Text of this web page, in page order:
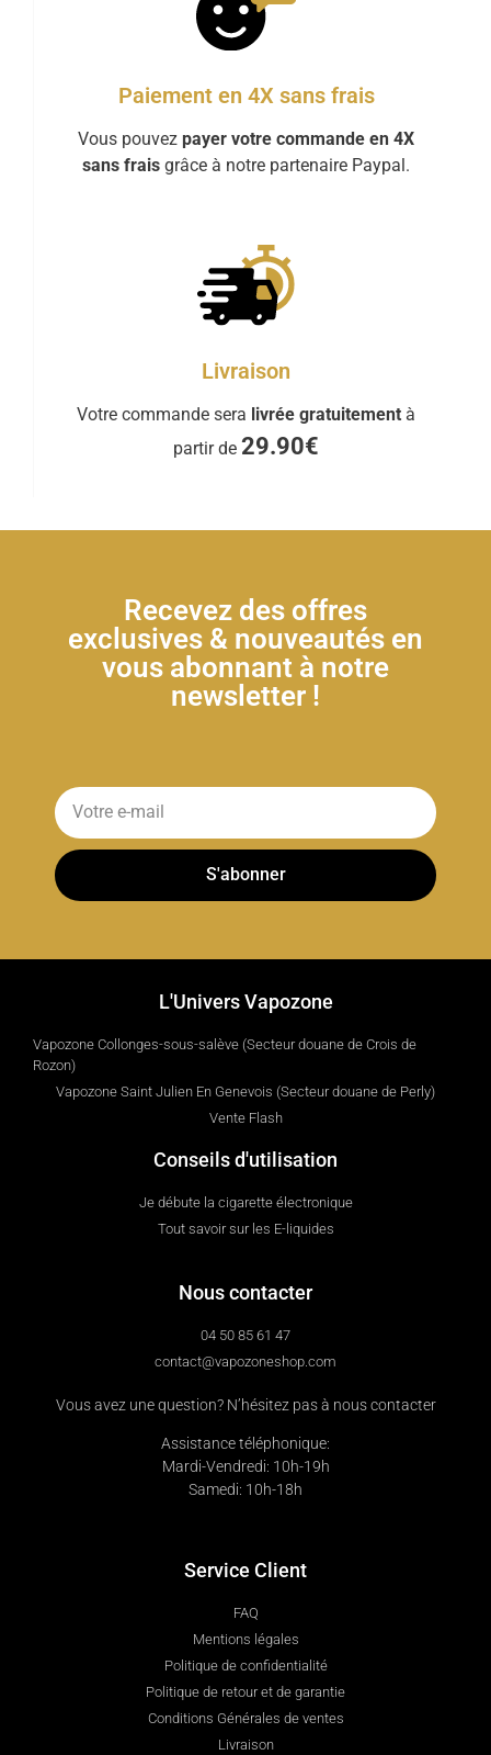
Paiement en 4X sans frais
Vous pouvez payer votre commande en 4X
sans frais grâce à notre partenaire Paypal.
Livraison
Votre commande sera livrée gratuitement à
partir de 29.90€
Recevez des offres
exclusives & nouveautés en
vous abonnant à notre
newsletter !
S'abonner
L'Univers Vapozone
Vapozone Collonges-sous-salève (Secteur douane de Crois de
Rozon)
Vapozone Saint Julien En Genevois (Secteur douane de Perly)
Vente Flash
Conseils d'utilisation
Je débute la cigarette électronique
Tout savoir sur les E-liquides
Nous contacter
04 50 85 61 47
contact@vapozoneshop.com
Vous avez une question? N’hésitez pas à nous contacter
Assistance téléphonique:
Mardi-Vendredi: 10h-19h
Samedi: 10h-18h
Service Client
FAQ
Mentions légales
Politique de confidentialité
Politique de retour et de garantie
Conditions Générales de ventes
Livraison